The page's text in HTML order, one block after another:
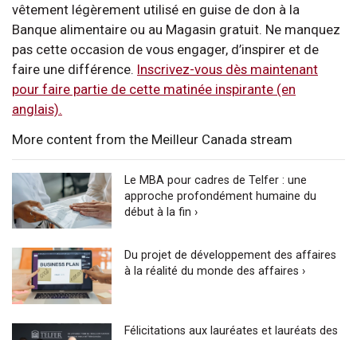
vêtement légèrement utilisé en guise de don à la
Banque alimentaire ou au Magasin gratuit. Ne manquez
pas cette occasion de vous engager, d’inspirer et de
faire une différence. Inscrivez-vous dès maintenant
pour faire partie de cette matinée inspirante (en
anglais).
More content from the Meilleur Canada stream
Le MBA pour cadres de Telfer : une
approche profondément humaine du
début à la fin ›
Du projet de développement des affaires
à la réalité du monde des affaires ›
Félicitations aux lauréates et lauréats des